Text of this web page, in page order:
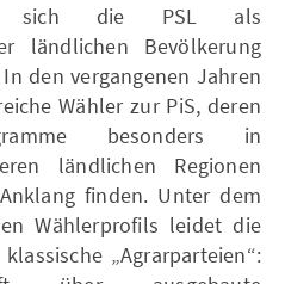
sich die PSL als
ländlichen Bevölkerung
den vergangenen Jahren
Wähler zur PiS, deren
besonders in
ländlichen Regionen
finden. Unter dem
Wählerprofils leidet die
„Agrarparteien“: